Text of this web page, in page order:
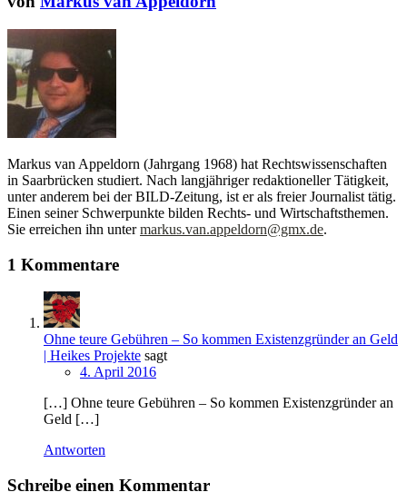
Markus van Appeldorn (Jahrgang 1968) hat Rechtswissenschaften
in Saarbrücken studiert. Nach langjähriger redaktioneller Tätigkeit,
unter anderem bei der BILD-Zeitung, ist er als freier Journalist tätig.
Einen seiner Schwerpunkte bilden Rechts- und Wirtschaftsthemen.
Sie erreichen ihn untermarkus.van.appeldorn@gmx.de.
1 Kommentare
Ohne teure Gebühren – So kommen Existenzgründer an Geld
| Heikes Projekte sagt
4. April 2016
[…] Ohne teure Gebühren – So kommen Existenzgründer an
Geld […]
Antworten
Schreibe einen Kommentar